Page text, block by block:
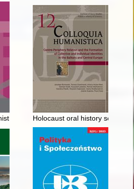
wyznaniowej w regionie
Holocaust oral history sources